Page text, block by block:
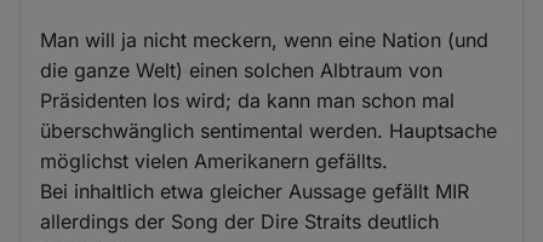
Man will ja nicht meckern, wenn eine Nation (und
die ganze Welt) einen solchen Albtraum von
Präsidenten los wird; da kann man schon mal
überschwänglich sentimental werden. Hauptsache
möglichst vielen Amerikanern gefällts.
Bei inhaltlich etwa gleicher Aussage gefällt MIR
allerdings der Song der Dire Straits deutlich